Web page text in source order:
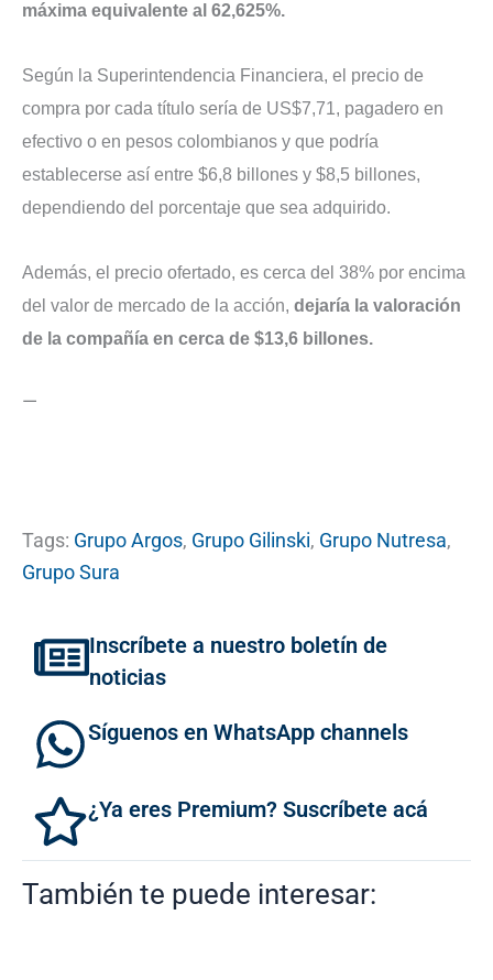
máxima equivalente al 62,625%.
Según la Superintendencia Financiera, el precio de
compra por cada título sería de US$7,71, pagadero en
efectivo o en pesos colombianos y que podría
establecerse así entre $6,8 billones y $8,5 billones,
dependiendo del porcentaje que sea adquirido.
Además, el precio ofertado, es cerca del 38% por encima
del valor de mercado de la acción, dejaría la valoración
de la compañía en cerca de $13,6 billones.
—
Tags: Grupo Argos, Grupo Gilinski, Grupo Nutresa,
Grupo Sura
Inscríbete a nuestro boletín de
noticias
Síguenos en WhatsApp channels
¿Ya eres Premium? Suscríbete acá
También te puede interesar: